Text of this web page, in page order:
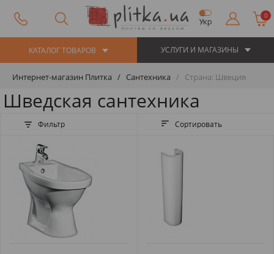
Укр
0
КАТАЛОГ ТОВАРОВ УСЛУГИ И МАГАЗИНЫ
Интернет-магазин Плитка Сантехника Страна: Швеция
Шведская сантехника
Фильтр Сортировать